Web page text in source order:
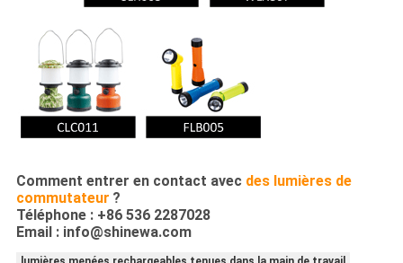
Comment entrer en contact avec des lumières de
commutateur ?
Téléphone : +86 536 2287028
Email : info@shinewa.com